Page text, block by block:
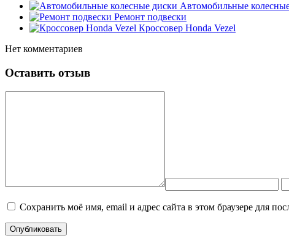
Автомобильные
Ремонт подвески
Кроссовер Honda Vezel
Нет комментариев
Оставить отзыв
Сохранить моё имя, email и адрес сайта в этом браузере для